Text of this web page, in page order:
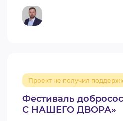
Фестиваль
С НАШЕГО ДВОРА»
Проект не получил